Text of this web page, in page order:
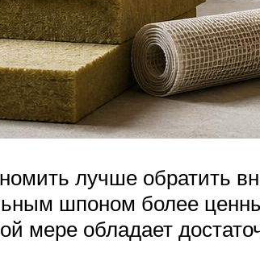
лучше обратить
шпоном более
мере обладает